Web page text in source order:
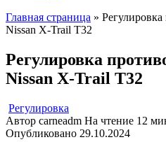
Главная страница »
Nissan X-Trail T32
Регулировка
Nissan X-Trail T32
Регулировка
Автор carneadm На чтение 12
Опубликовано 29.10.2024